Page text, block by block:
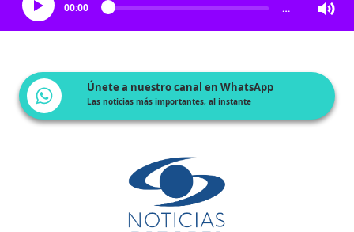
00:00 …
Únete a nuestro canal en WhatsApp
Las noticias más importantes, al instante